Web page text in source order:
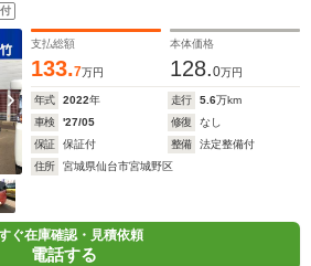
支払総額
133.7万円
本体価格
128.0万円
年式 2022年 走行 5.6万km
車検
'27/05 修復
なし
保証
保証付 整備
法定整備付
住所
宮城県仙台市宮城野区
ぐ在庫確認・見積依頼
電話する